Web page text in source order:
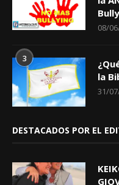
08/
3
la
31/
DESTACADOS POR EL